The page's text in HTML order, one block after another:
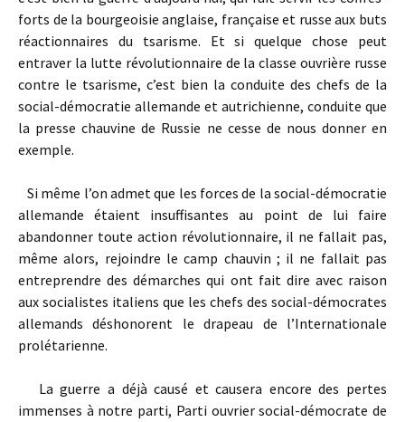
forts de la bourgeoisie anglaise, française et russe aux buts
réactionnaires du tsarisme. Et si quelque chose peut
entraver la lutte révolutionnaire de la classe ouvrière russe
contre le tsarisme, c’est bien la conduite des chefs de la
social-démocratie allemande et autrichienne, conduite que
la presse chauvine de Russie ne cesse de nous donner en
exemple.
Si même l’on admet que les forces de la social-démocratie
allemande étaient insuffisantes au point de lui faire
abandonner toute action révolutionnaire, il ne fallait pas,
même alors, rejoindre le camp chauvin ; il ne fallait pas
entreprendre des démarches qui ont fait dire avec raison
aux socialistes italiens que les chefs des social-démocrates
allemands déshonorent le drapeau de l’Internationale
prolétarienne.
La guerre a déjà causé et causera encore des pertes
immenses à notre parti, Parti ouvrier social-démocrate de